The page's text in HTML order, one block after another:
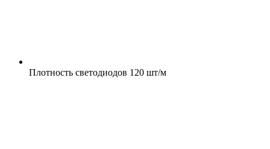
Плотность светодиодов 120 шт/м